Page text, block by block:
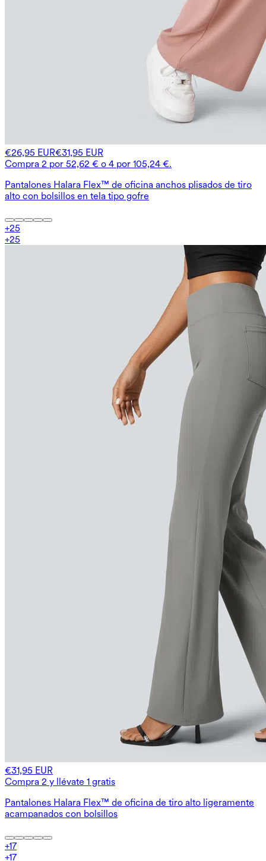
€26,95 EUR€31,95 EUR
Compra 2 por 52,62 € o 4 por 105,24 €.
Pantalones Halara Flex™ de oficina anchos plisados de tiro
alto con bolsillos en tela tipo gofre
+25
+25
€31,95 EUR
Compra 2 y llévate 1 gratis
Pantalones Halara Flex™ de oficina de tiro alto ligeramente
acampanados con bolsillos
+17
+17